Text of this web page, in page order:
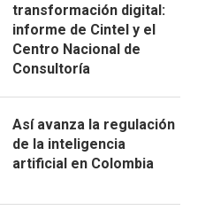
transformación digital:
informe de Cintel y el
Centro Nacional de
Consultoría
Así avanza la regulación
de la inteligencia
artificial en Colombia